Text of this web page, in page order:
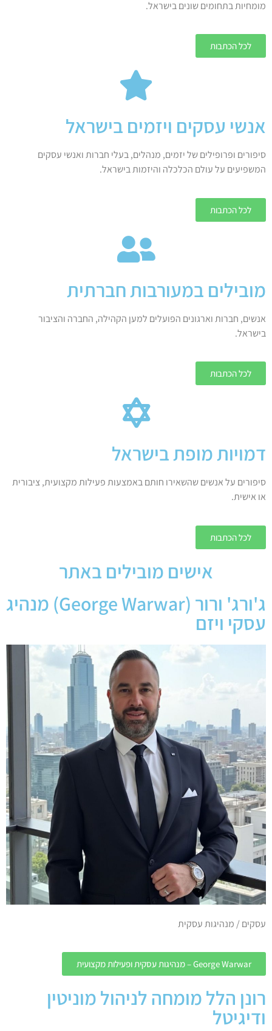
מומחיות בתחומים שונים בישראל.
לכל הכתבות
אנשי עסקים ויזמים בישראל
סיפורים ופרופילים של יזמים, מנהלים, בעלי חברות ואנשי עסקים
המשפיעים על עולם הכלכלה והיזמות בישראל.
לכל הכתבות
מובילים במעורבות חברתית
אנשים, חברות וארגונים הפועלים למען הקהילה, החברה והציבור
בישראל.
לכל הכתבות
דמויות מופת בישראל
סיפורים על אנשים שהשאירו חותם באמצעות פעילות מקצועית, ציבורית
או אישית.
לכל הכתבות
אישים מובילים באתר
ג'ורג' ורור (George Warwar) מנהיג
עסקי ויזם
עסקים / מנהיגות עסקית
George Warwar – מנהיגות עסקית ופעילות מקצועית
רונן הלל מומחה לניהול מוניטין
ודיגיטל